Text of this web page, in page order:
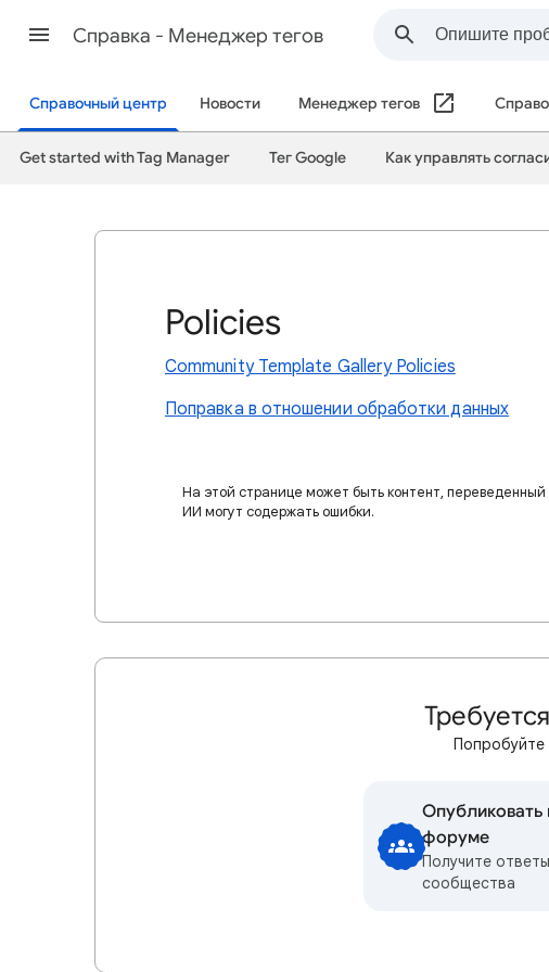
Cправка - Менеджер тегов
Справочный центр Новости Менеджер тегов
Get started with Tag Manager Тег Google Как управлять
Policies
Community Template Gallery Policies
Поправка в отношении обработки данных
На этой странице может быть контент,
ИИ могут содержать ошибки.
Опубликовать
форуме
Получите
сообщества